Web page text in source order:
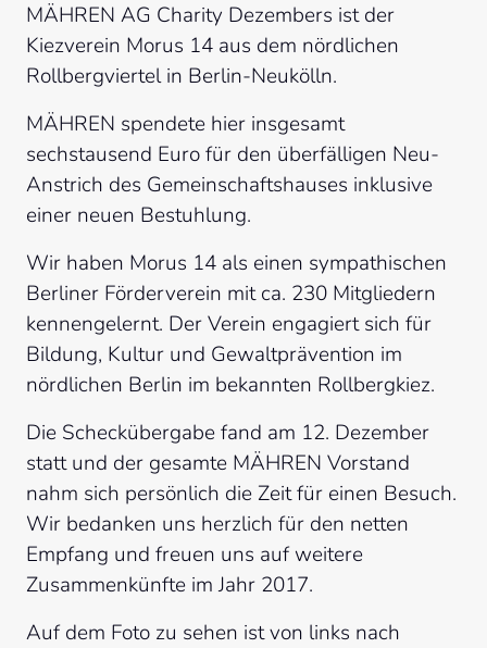
MÄHREN AG Charity Dezembers ist der
Kiezverein Morus 14 aus dem nördlichen
Rollbergviertel in Berlin-Neukölln.
MÄHREN spendete hier insgesamt
sechstausend Euro für den überfälligen Neu-
Anstrich des Gemeinschaftshauses inklusive
einer neuen Bestuhlung.
Wir haben Morus 14 als einen sympathischen
Berliner Förderverein mit ca. 230 Mitgliedern
kennengelernt. Der Verein engagiert sich für
Bildung, Kultur und Gewaltprävention im
nördlichen Berlin im bekannten Rollbergkiez.
Die Scheckübergabe fand am 12. Dezember
statt und der gesamte MÄHREN Vorstand
nahm sich persönlich die Zeit für einen Besuch.
Wir bedanken uns herzlich für den netten
Empfang und freuen uns auf weitere
Zusammenkünfte im Jahr 2017.
Auf dem Foto zu sehen ist von links nach